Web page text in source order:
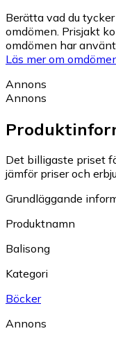
Berätta vad du
omdömen. Prisjakt
omdömen har
Läs mer om
Annons
Annons
Det billigaste priset
jämför priser och
Grundläggande
Produktnamn
Balisong
Kategori
Böcker
Annons